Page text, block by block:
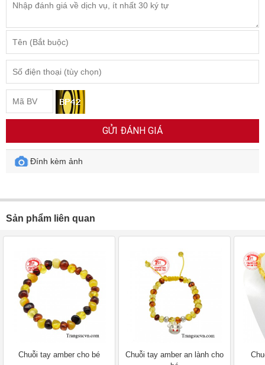
GỬI ĐÁNH GIÁ
Đính kèm ảnh
Sản phẩm liên quan
Chuỗi tay amber cho bé
Chuỗi tay amber an lành cho